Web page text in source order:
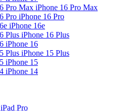
iPhone 16 Pro Max
iPhone 16 Pro
iPhone 16e
iPhone 16 Plus
iPhone 16
iPhone 15 Plus
iPhone 15
iPhone 14
iPad Pro